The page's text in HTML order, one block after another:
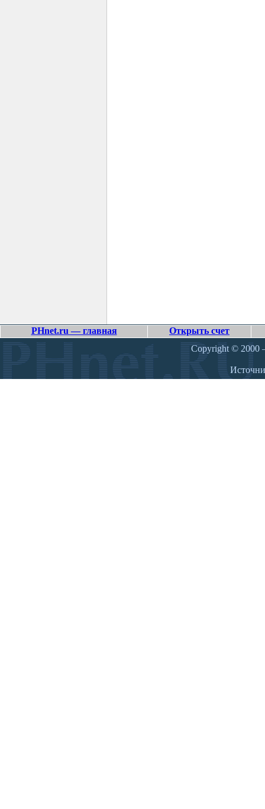
PHnet.ru — главная
Открыть счет
Copyright © 2000